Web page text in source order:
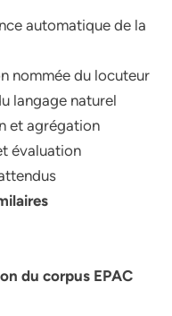
automatique de la
nommée du locuteur
langage naturel
et agrégation
évaluation
du corpus EPAC